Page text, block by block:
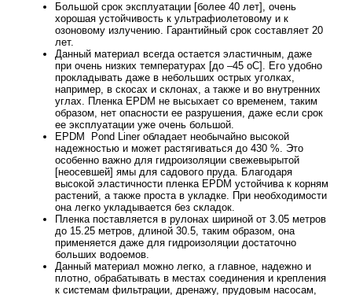
Большой срок эксплуатации [более 40 лет], очень
хорошая устойчивость к ультрафиолетовому и к
озоновому излучению. Гарантийный срок составляет 20
лет.
Данный материал всегда остается эластичным, даже
при очень низких температурах [до –45 oС]. Его удобно
прокладывать даже в небольших острых уголках,
например, в скосах и склонах, а также и во внутренних
углах. Пленка EPDM не высыхает со временем, таким
образом, нет опасности ее разрушения, даже если срок
ее эксплуатации уже очень большой.
EPDM Pond Liner обладает необычайно высокой
надежностью и может растягиваться до 430 %. Это
особенно важно для гидроизоляции свежевырытой
[неосевшей] ямы для садового пруда. Благодаря
высокой эластичности пленка EPDM устойчива к корням
растений, а также проста в укладке. При необходимости
она легко укладывается без складок.
Пленка поставляется в рулонах шириной от 3.05 метров
до 15.25 метров, длиной 30.5, таким образом, она
применяется даже для гидроизоляции достаточно
больших водоемов.
Данный материал можно легко, а главное, надежно и
плотно, обрабатывать в местах соединения и крепления
к системам фильтрации, дренажу, прудовым насосам,